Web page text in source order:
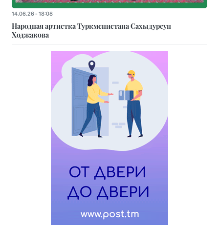
14.06.26 - 18:08
Народная артистка Туркменистана Сахыдурсун
Ходжакова